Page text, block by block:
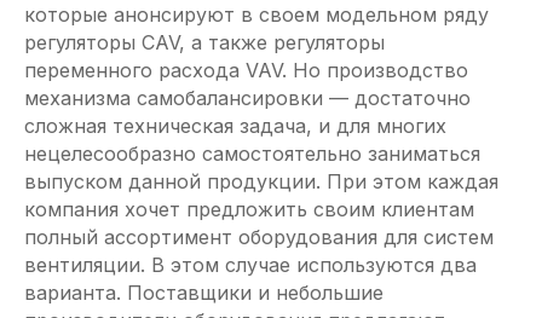
которые анонсируют в своем модельном ряду
регуляторы CAV, а также регуляторы
переменного расхода VAV. Но производство
механизма самобалансировки — достаточно
сложная техническая задача, и для многих
нецелесообразно самостоятельно заниматься
выпуском данной продукции. При этом каждая
компания хочет предложить своим клиентам
полный ассортимент оборудования для систем
вентиляции. В этом случае используются два
варианта. Поставщики и небольшие